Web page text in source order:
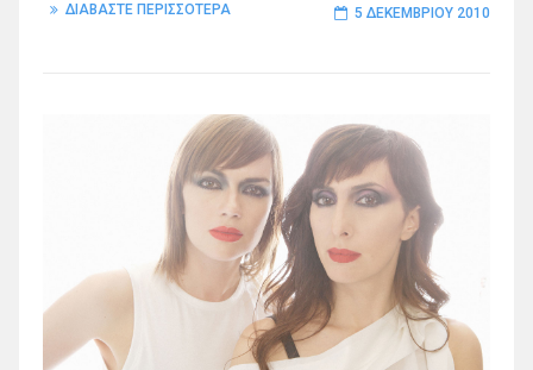
ΔΙΑΒΑΣΤΕ ΠΕΡΙΣΣΟΤΕΡΑ 5 ΔΕΚΕΜΒΡΊΟΥ 2010